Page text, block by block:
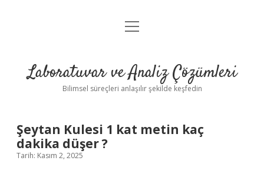
Anasayfa
Yasal Uyarı
menüyü
Laboratuvar ve Analiz Çözümleri
Bilimsel süreçleri anlaşılır şekilde keşfedin
Şeytan Kulesi 1 kat metin kaç
dakika düşer ?
Tarih: Kasım 2, 2025